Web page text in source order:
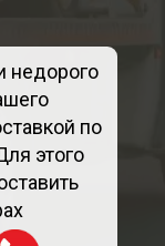
недорого
по
этого